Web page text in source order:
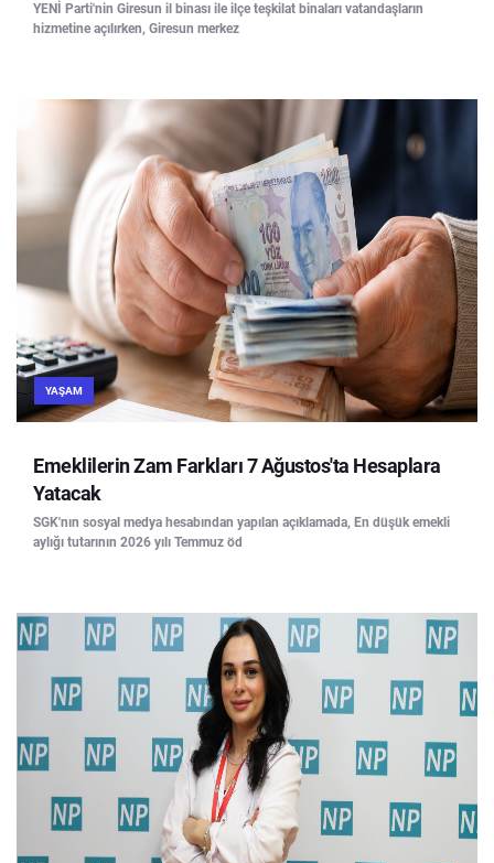
YENİ Parti'nin Giresun il binası ile ilçe teşkilat binaları vatandaşların
hizmetine açılırken, Giresun merkez
YAŞAM
Emeklilerin Zam Farkları 7 Ağustos'ta Hesaplara
Yatacak
SGK'nın sosyal medya hesabından yapılan açıklamada, En düşük emekli
aylığı tutarının 2026 yılı Temmuz öd